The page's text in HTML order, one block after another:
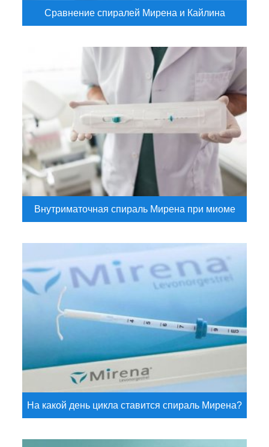
Сравнение спиралей Мирена и Кайлина
Внутриматочная спираль Мирена при миоме
На какой день цикла ставится спираль Мирена?